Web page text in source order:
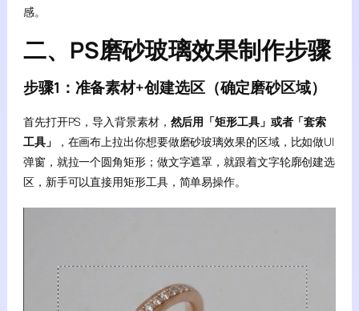
感。
二、PS磨砂玻璃效果制作步骤
步骤1：准备素材+创建选区（确定磨砂区域）
首先打开PS，导入背景素材， 然后用「矩形工具」或者「套索
工具」
，在画布上拉出你想要做磨砂玻璃效果的区域，比如做UI
弹窗，就拉一个圆角矩形；做文字遮罩，就跟着文字轮廓创建选
区，新手可以直接用矩形工具，简单易操作。